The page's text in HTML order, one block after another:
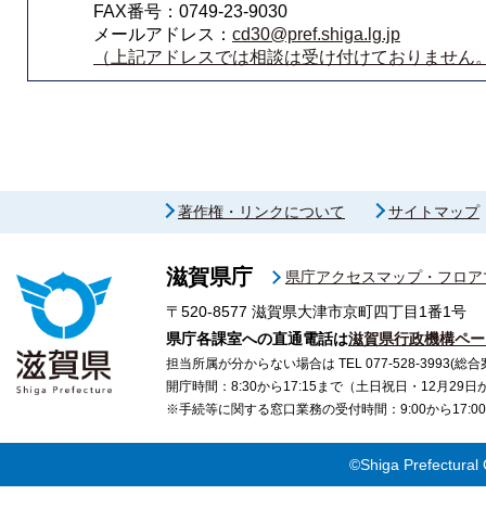
FAX番号：0749-23-9030
メールアドレス： cd30@pref.shiga.lg.jp
（上記アドレスでは相談は受け付けておりませ
著作権・リンクについて サイトマップ
滋賀県庁
県庁アクセスマップ・フロ
〒520-8577 滋賀県大津市京町四丁目1番1号
県庁各課室への直通電話は滋賀県行政機構ペ
担当所属が分からない場合は TEL 077-528-3993(総合
開庁時間：8:30から17:15まで（土日祝日・12月29日
※手続等に関する窓口業務の受付時間：9:00から
©Shiga Prefectural